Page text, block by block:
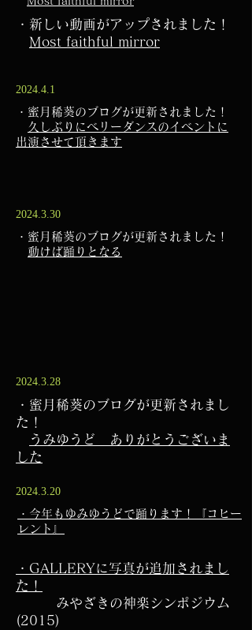
・新しい動画がアップされました！
Most faithful mirror
2024.4.1
・蜜月稀葵のブログが更新されました！
久しぶりにベリーダンスのイベントに
出演させて頂きます
2024.3.30
・蜜月稀葵のブログが更新されました！
動けば踊りとなる
2024.3.28
・蜜月稀葵のブログが更新されまし
た！
うみゆうど ありがとうございま
した
2024.3.20
・今年もゆみゆうどで踊ります！『コヒー
レント』
・GALLERYに写真が追加されまし
た！
みやざきの神楽シンポジウム
(2015)